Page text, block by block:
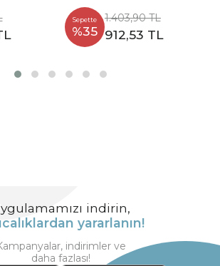
Sepette
%35
1.403,90 TL
912,53 TL
indirin,
yararlanın!
indirimler ve
daha fazlası!